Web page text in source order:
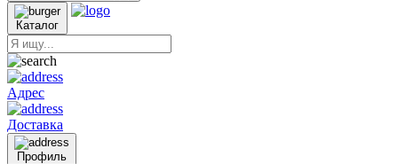
Каталог
Адрес
Доставка
Профиль